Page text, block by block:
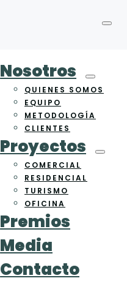
Nosotros
QUIENES SOMOS
EQUIPO
METODOLOGÍA
CLIENTES
Proyectos
COMERCIAL
RESIDENCIAL
TURISMO
OFICINA
Premios
Media
Contacto